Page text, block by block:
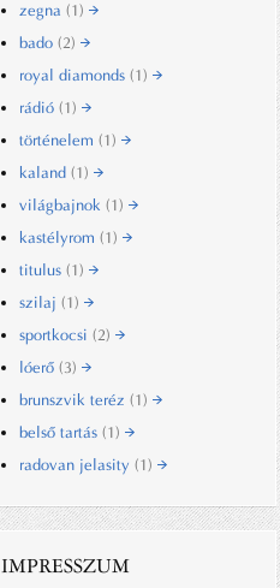
zegna (1)
bado (2)
royal diamonds (1)
rádió (1)
történelem (1)
kaland (1)
világbajnok (1)
kastélyrom (1)
titulus (1)
szilaj (1)
sportkocsi (2)
lóerő (3)
brunszvik teréz (1)
belső tartás (1)
radovan jelasity (1)
IMPRESSZUM